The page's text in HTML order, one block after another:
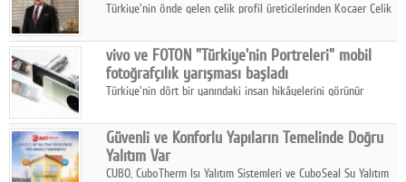
Türkiye'nin önde gelen çelik profil üreticilerinden Kocaer Çelik
Çelik FAVÖK Marjını %16,1'e yükseltti.
vivo ve FOTON "Türkiye'nin Portreleri" mobil
fotoğrafçılık yarışması başladı
Türkiye'nin dört bir yanındaki insan hikâyelerini görünür
insanını, kültürünü ve yaşamını portre fotoğraflarıyla
anlatmaya davet ediyor.
Güvenli ve Konforlu Yapıların Temelinde Doğru
Yalıtım Var
CUBO, CuboTherm Isı Yalıtım Sistemleri ve CuboSeal Su Yalıtım